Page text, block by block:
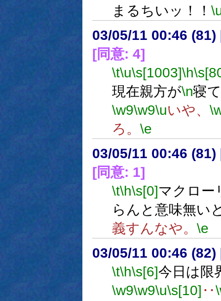
まるちいッ！！
03/05/11 00:46 (81)
[同意: 4]
\t\u\s[1003]\h
現在親方が\n寝
\w9\w9\uいや、
ろ。 \e
03/05/11 00:46 (81)
[同意: 1]
\t\h\s[0]マクロー
らんと意味無い
義すんなや。 \e
03/05/11 00:46 (82)
\t\h\s[6]今日は限
\w9\w9\u\s[10] ‥